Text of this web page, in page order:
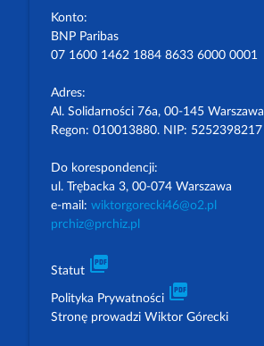
Konto:
BNP Paribas
07 1600 1462 1884 8633 6000 0001
Adres:
Al. Solidarności 76a, 00-145 Warszawa
Regon: 010013880. NIP: 5252398217
Do korespondencji:
ul. Trębacka 3, 00-074 Warszawa
e-mail: wiktorgorecki46@o2.pl
prchiz@prchiz.pl
Statut picture_as_pdf
Polityka Prywatności picture_as_pdf
Stronę prowadzi Wiktor Górecki